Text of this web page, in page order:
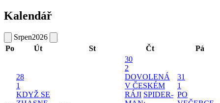
Kalendář
Srpen2026
Po
Út St Čt Pá
28
1
KDYŽ SE
30
2
DOVOLENÁ
V ČESKÉM
RÁJI SPIDER-
31
1
PO